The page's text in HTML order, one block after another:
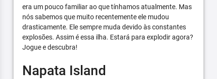
era um pouco familiar ao que tínhamos atualmente. Mas
nós sabemos que muito recentemente ele mudou
drasticamente. Ele sempre muda devido às constantes
explosões. Assim é essa ilha. Estará para explodir agora?
Jogue e descubra!
Napata Island